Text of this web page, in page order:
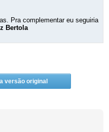
Pra complementar eu seguiria
Bertola
versão original